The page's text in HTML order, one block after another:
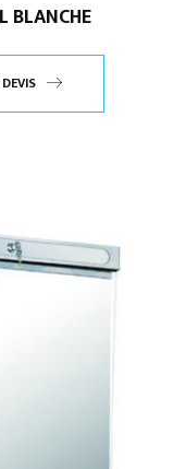
BLANCHE